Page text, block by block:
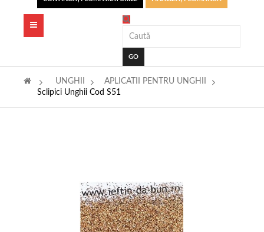
GO
Toggle
navigation
> UNGHII >
APLICATII PENTRU UNGHII
Sclipici Unghii Cod S51